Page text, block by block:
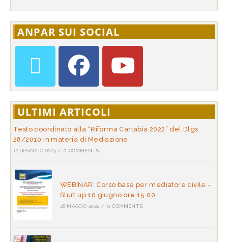
ANPAR SUI SOCIAL
ULTIMI ARTICOLI
Testo coordinato alla “Riforma Cartabia 2022” del Dlgs
28/2010 in materia di Mediazione
12 GENNAIO 2023 / 0 COMMENTS
WEBINAR: Corso base per mediatore civile –
Sturt up 10 giugno ore 15.00
26 MAGGIO 2022 / 0 COMMENTS